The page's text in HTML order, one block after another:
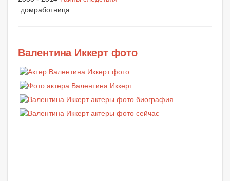
домработница
Валентина Иккерт фото